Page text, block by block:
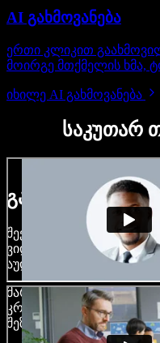
AI გახმოვანება
ერთი კლიკით
მოირგე მთქმელის ხმა,
იხილე AI გახმოვანება
საკუთარ
გაიგე, რას
შექმენი გახმოვანება,
ვიდეო, დააკლონირე
აუდიო-ვიდეო პროექტები.
მარტივი ინტერფეისით
კრეატორები
შეზღუდვებისგან.